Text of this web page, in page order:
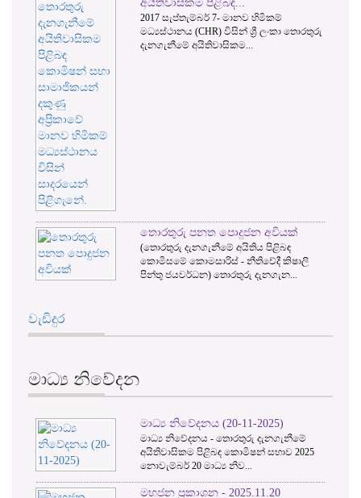
පිළිබඳ...
7- මානව හිමිකම්
විසින් ශ්‍රී ලංකා තොරතුරු
පොදුජන අවියක්
- නීතිවේදී කිෂාලි
තොරතුරු දැනගැන...
තොරතුරු දැනගැනීමේ
කොමිෂන් සභාවෙහි
ගම්මන්පිල මහතා,
වැඩිදුර
මාධ්‍ය නිවේදන
මාධ්‍ය නිවේදනය - තොරතුරු දැනගැනීමේ
නොවැම්බර් 20 මාධ්‍ය නිව...
මහජන ප්‍රකාශන - 2025.11.20
මහජන ප්‍රකාශන - තොරතුරු දැනගැනීමේ
නොවැම්බර් 20 මාධ්‍ය නිවේ...